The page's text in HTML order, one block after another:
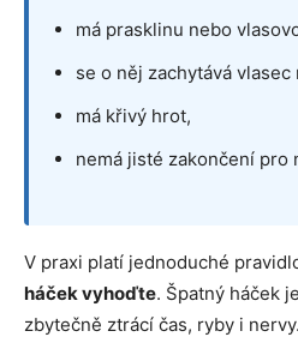
má prasklinu nebo
se o něj zachytává vlasec
má křivý hrot,
nemá jisté zakončení pro
V praxi platí jednoduché
háček vyhoďte. Špatný háček
zbytečně ztrácí čas, ryby i nervy.